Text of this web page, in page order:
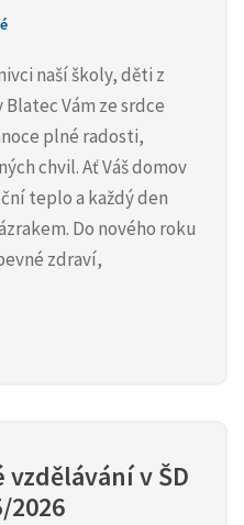
naší školy, děti z
Vám ze srdce
plné radosti,
chvil. Ať Váš domov
teplo a každý den
Do nového roku
zdraví,
vzdělávání v ŠD
2026